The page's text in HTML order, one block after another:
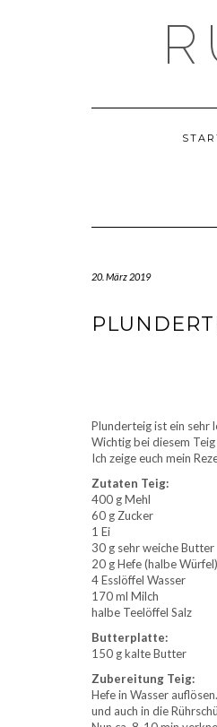
20. März 2019
Plunderteig ist ein sehr
Wichtig bei diesem
Ich zeige euch mein
Zutaten Teig:
400 g Mehl
60 g Zucker
1 Ei
30 g sehr weiche Butter
20 g Hefe (halbe Würfel)
4 Esslöffel Wasser
170 ml Milch
halbe Teelöffel Salz
Butterplatte:
150 g kalte Butter
Zubereitung Teig:
Hefe in Wasser
und auch in die